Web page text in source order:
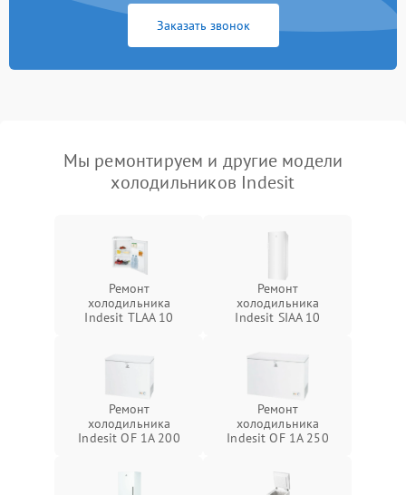
Заказать звонок
Мы ремонтируем и другие модели
холодильников Indesit
Ремонт
холодильника
Indesit TLAA 10
Ремонт
холодильника
Indesit SIAA 10
Ремонт
холодильника
Indesit OF 1A 200
Ремонт
холодильника
Indesit OF 1A 250